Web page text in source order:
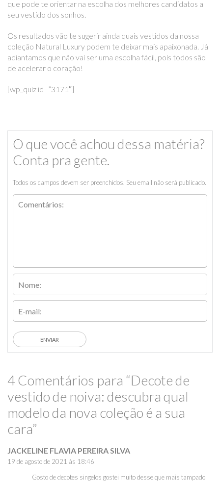
que pode te orientar na escolha dos melhores candidatos a
seu vestido dos sonhos.
Os resultados vão te sugerir ainda quais vestidos da nossa
coleção Natural Luxury podem te deixar mais apaixonada. Já
adiantamos que não vai ser uma escolha fácil, pois todos são
de acelerar o coração!
[wp_quiz id=”3171″]
O que você achou dessa matéria?
Conta pra gente.
Todos os campos devem ser preenchidos. Seu email não será publicado.
4 Comentários para “Decote de
vestido de noiva: descubra qual
modelo da nova coleção é a sua
cara”
JACKELINE FLAVIA PEREIRA SILVA
19 de agosto de 2021 às 18:46
Gosto de decotes singelos gostei muito desse que mais tampado